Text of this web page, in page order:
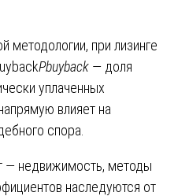
методологии, при лизинге
Pbuyback ​ — доля
уплаченных
влияет на
спора.
— недвижимость, методы
наследуются от